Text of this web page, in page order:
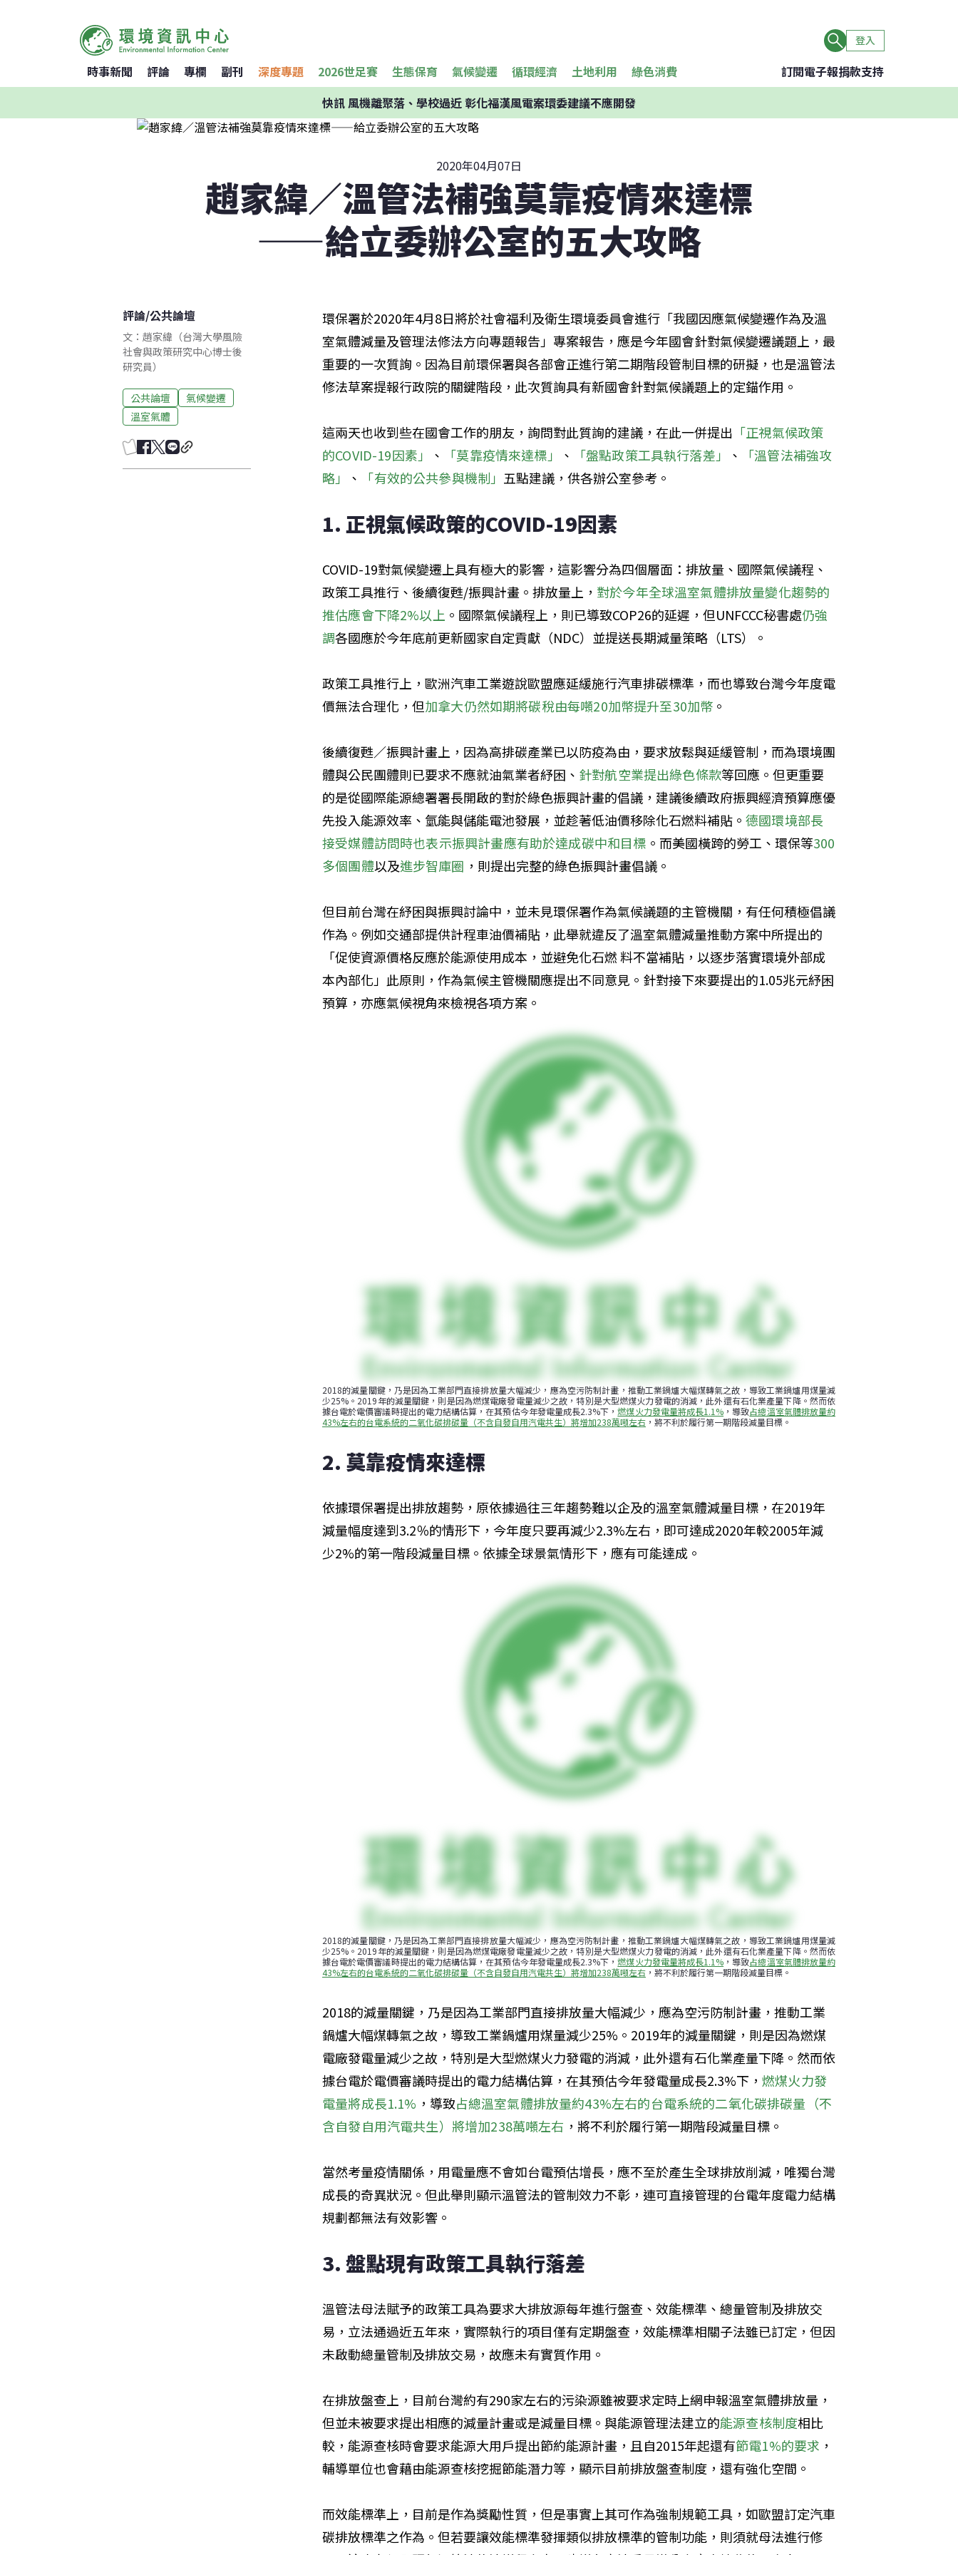
登入
時事新聞 評論 專欄 副刊 深度專題 2026世足賽 生態保育 氣候變遷 循環經濟 土地利用 綠色消費 訂閱電子報捐款支持
快訊風機離聚落、學校過近 彰化福漢風電案環委建議不應開發
2020年04月07日
趙家緯／溫管法補強莫靠疫情來達標
——給立委辦公室的五大攻略
評論/公共論壇
文：趙家緯（台灣大學風險
社會與政策研究中心博士後
研究員）
公共論壇
氣候變遷
溫室氣體
環保署於2020年4月8日將於社會福利及衛生環境委員會進行「我國因應氣候變遷作為及溫
室氣體減量及管理法修法方向專題報告」專案報告，應是今年國會針對氣候變遷議題上，最
重要的一次質詢。因為目前環保署與各部會正進行第二期階段管制目標的研擬，也是溫管法
修法草案提報行政院的關鍵階段，此次質詢具有新國會針對氣候議題上的定錨作用。
這兩天也收到些在國會工作的朋友，詢問對此質詢的建議，在此一併提出 「正視氣候政策
的COVID-19因素」
、 「莫靠疫情來達標」 、 「盤點政策工具執行落差」 、
「溫管法補強攻
略」
、 「有效的公共參與機制」 五點建議，供各辦公室參考。
1. 正視氣候政策的COVID-19因素
COVID-19對氣候變遷上具有極大的影響，這影響分為四個層面：排放量、國際氣候議程、
政策工具推行、後續復甦/振興計畫。排放量上， 對於今年全球溫室氣體排放量變化趨勢的
推估應會下降2%以上 。國際氣候議程上，則已導致COP26的延遲，但UNFCCC秘書處仍強
調各國應於今年底前更新國家自定貢獻（NDC）並提送長期減量策略（LTS）。
政策工具推行上，歐洲汽車工業遊說歐盟應延緩施行汽車排碳標準，而也導致台灣今年度電
價無法合理化，但加拿大仍然如期將碳稅由每噸20加幣提升至30加幣 。
後續復甦／振興計畫上，因為高排碳產業已以防疫為由，要求放鬆與延緩管制，而為環境團
體與公民團體則已要求不應就油氣業者紓困、 針對航空業提出綠色條款等回應。但更重要
的是從國際能源總署署長開啟的對於綠色振興計畫的倡議，建議後續政府振興經濟預算應優
先投入能源效率、氫能與儲能電池發展，並趁著低油價移除化石燃料補貼。 德國環境部長
接受媒體訪問時也表示振興計畫應有助於達成碳中和目標 。而美國橫跨的勞工、環保等300
多個團體以及進步智庫圈 ，則提出完整的綠色振興計畫倡議。
但目前台灣在紓困與振興討論中，並未見環保署作為氣候議題的主管機關，有任何積極倡議
作為。例如交通部提供計程車油價補貼，此舉就違反了溫室氣體減量推動方案中所提出的
「促使資源價格反應於能源使用成本，並避免化石燃 料不當補貼，以逐步落實環境外部成
本內部化」此原則，作為氣候主管機關應提出不同意見。針對接下來要提出的1.05兆元紓困
預算，亦應氣候視角來檢視各項方案。
2018的減量關鍵，乃是因為工業部門直接排放量大幅減少，應為空污防制計畫，推動工業鍋爐大幅煤轉氣之故，導致工業鍋爐用煤量減
少25%。2019年的減量關鍵，則是因為燃煤電廠發電量減少之故，特別是大型燃煤火力發電的消減，此外還有石化業產量下降。然而依
據台電於電價審議時提出的電力結構估算，在其預估今年發電量成長2.3%下，燃煤火力發電量將成長1.1% ，導致占總溫室氣體排放量約
43%左右的台電系統的二氧化碳排碳量（不含自發自用汽電共生）將增加238萬噸左右 ，將不利於履行第一期階段減量目標。
2. 莫靠疫情來達標
依據環保署提出排放趨勢，原依據過往三年趨勢難以企及的溫室氣體減量目標，在2019年
減量幅度達到3.2％的情形下，今年度只要再減少2.3%左右，即可達成2020年較2005年減
少2%的第一階段減量目標。依據全球景氣情形下，應有可能達成。
2018的減量關鍵，乃是因為工業部門直接排放量大幅減少，應為空污防制計畫，推動工業鍋爐大幅煤轉氣之故，導致工業鍋爐用煤量減
少25%。2019年的減量關鍵，則是因為燃煤電廠發電量減少之故，特別是大型燃煤火力發電的消減，此外還有石化業產量下降。然而依
據台電於電價審議時提出的電力結構估算，在其預估今年發電量成長2.3%下，燃煤火力發電量將成長1.1% ，導致占總溫室氣體排放量約
43%左右的台電系統的二氧化碳排碳量（不含自發自用汽電共生）將增加238萬噸左右 ，將不利於履行第一期階段減量目標。
2018的減量關鍵，乃是因為工業部門直接排放量大幅減少，應為空污防制計畫，推動工業
鍋爐大幅煤轉氣之故，導致工業鍋爐用煤量減少25%。2019年的減量關鍵，則是因為燃煤
電廠發電量減少之故，特別是大型燃煤火力發電的消減，此外還有石化業產量下降。然而依
據台電於電價審議時提出的電力結構估算，在其預估今年發電量成長2.3%下， 燃煤火力發
電量將成長1.1% ，導致占總溫室氣體排放量約43%左右的台電系統的二氧化碳排碳量（不
含自發自用汽電共生）將增加238萬噸左右 ，將不利於履行第一期階段減量目標。
當然考量疫情關係，用電量應不會如台電預估增長，應不至於產生全球排放削減，唯獨台灣
成長的奇異狀況。但此舉則顯示溫管法的管制效力不彰，連可直接管理的台電年度電力結構
規劃都無法有效影響。
3. 盤點現有政策工具執行落差
溫管法母法賦予的政策工具為要求大排放源每年進行盤查、效能標準、總量管制及排放交
易，立法通過近五年來，實際執行的項目僅有定期盤查，效能標準相關子法雖已訂定，但因
未啟動總量管制及排放交易，故應未有實質作用。
在排放盤查上，目前台灣約有290家左右的污染源雖被要求定時上網申報溫室氣體排放量，
但並未被要求提出相應的減量計畫或是減量目標。與能源管理法建立的能源查核制度相比
較，能源查核時會要求能源大用戶提出節約能源計畫，且自2015年起還有節電1%的要求 ，
輔導單位也會藉由能源查核挖掘節能潛力等，顯示目前排放盤查制度，還有強化空間。
而效能標準上，目前是作為獎勵性質，但是事實上其可作為強制規範工具，如歐盟訂定汽車
碳排放標準之作為。但若要讓效能標準發揮類似排放標準的管制功能，則須就母法進行修